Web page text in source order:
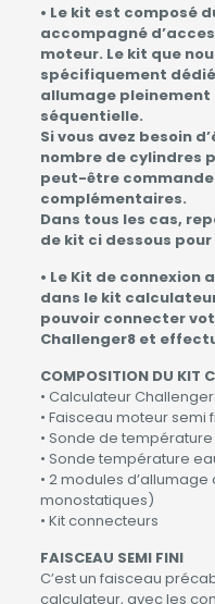
• Le kit est composé
accompagné
moteur. Le kit que
spécifiquement
allumage
séquentielle.
Si vous avez besoin
nombre de cylindres
peut-être
complémentaires.
Dans tous les cas,
de kit ci dessous
• Le Kit de connexion
dans le kit
pouvoir connecter
Challenger8 et
COMPOSITION DU KIT
• Calculateur
• Faisceau moteur semi
• Sonde de
• Sonde température
• 2 modules
monostatiques)
• Kit connecteurs
FAISCEAU SEMI FINI
C’est un faisceau
calculateur, avec les